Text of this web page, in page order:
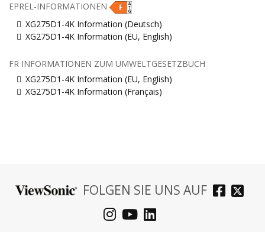
EPREL-INFORMATIONEN
XG275D1-4K Information (Deutsch)
XG275D1-4K Information (EU, English)
FR INFORMATIONEN ZUM UMWELTGESETZBUCH
XG275D1-4K Information (EU, English)
XG275D1-4K Information (Français)
FOLGEN SIE UNS AUF